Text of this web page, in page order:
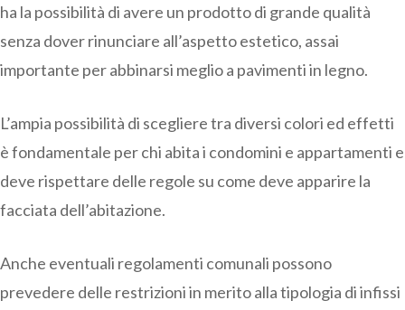
ha la possibilità di avere un prodotto di grande qualità
senza dover rinunciare all’aspetto estetico, assai
importante per abbinarsi meglio a pavimenti in legno.
L’ampia possibilità di scegliere tra diversi colori ed effetti
è fondamentale per chi abita i condomini e appartamenti e
deve rispettare delle regole su come deve apparire la
facciata dell’abitazione.
Anche eventuali regolamenti comunali possono
prevedere delle restrizioni in merito alla tipologia di infissi